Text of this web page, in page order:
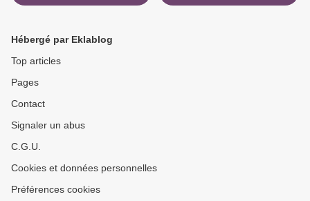
Hébergé par Eklablog
Top articles
Pages
Contact
Signaler un abus
C.G.U.
Cookies et données personnelles
Préférences cookies